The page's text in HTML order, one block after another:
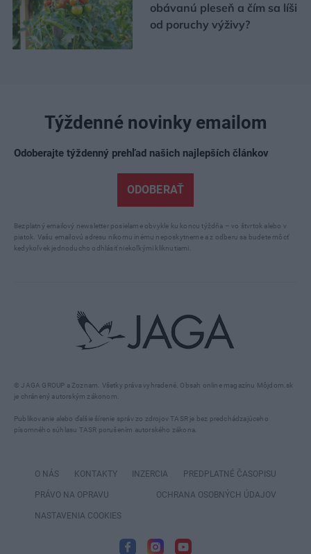
obávanú pleseň a čím sa líši
od poruchy výživy?
© JAGA GROUP a Zoznam. Všetky práva vyhradené. Obsah online magazínu Môjdom.sk
je chránený autorským zákonom.
Publikovanie alebo ďalšie šírenie správ zo zdrojov TASR je bez predchádzajúceho
písomného súhlasu TASR porušením autorského zákona.
Týždenné novinky emailom
Odoberajte týždenný prehľad našich najlepších článkov
ODOBERAŤ
Bezplatný emailový newsletter posielame obvykle ku koncu týždňa – vo štvrtok alebo v
piatok. Vašu emailovú adresu nikomu inému neposkytneme a z odberu sa budete môcť
kedykoľvek jednoducho odhlásiť niekoľkými kliknutiami.
O NÁS KONTAKTY INZERCIA PREDPLATNÉ ČASOPISU
PRÁVO NA OPRAVU OCHRANA OSOBNÝCH ÚDAJOV
NASTAVENIA COOKIES